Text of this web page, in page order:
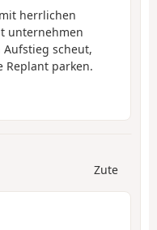
herrlichen
unternehmen
scheut,
Replant parken.
Zute